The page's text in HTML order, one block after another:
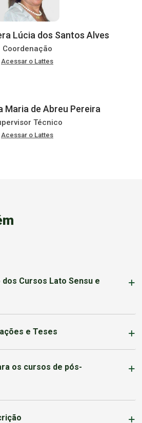
Lúcia dos Santos Alves
Coordenação
Acessar o Lattes
Maria de Abreu Pereira
Técnico
Acessar o Lattes
Cursos Lato Sensu e
e Teses
os cursos de pós-